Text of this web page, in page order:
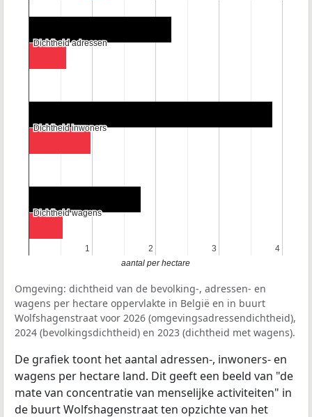
1
1 2
2 3
3 4
4
Dichtheid adressen
Dichtheid adressen
Dichtheid inwoners
Dichtheid inwoners
Dichtheid wagens
Dichtheid wagens
aantal per hectare
Omgeving: dichtheid van de bevolking-, adressen- en
wagens per hectare oppervlakte in België en in buurt
Wolfshagenstraat voor 2026 (omgevingsadressendichtheid),
2024 (bevolkingsdichtheid) en 2023 (dichtheid met wagens).
De grafiek toont het aantal adressen-, inwoners- en
wagens per hectare land. Dit geeft een beeld van "de
mate van concentratie van menselijke activiteiten" in
de buurt Wolfshagenstraat ten opzichte van het